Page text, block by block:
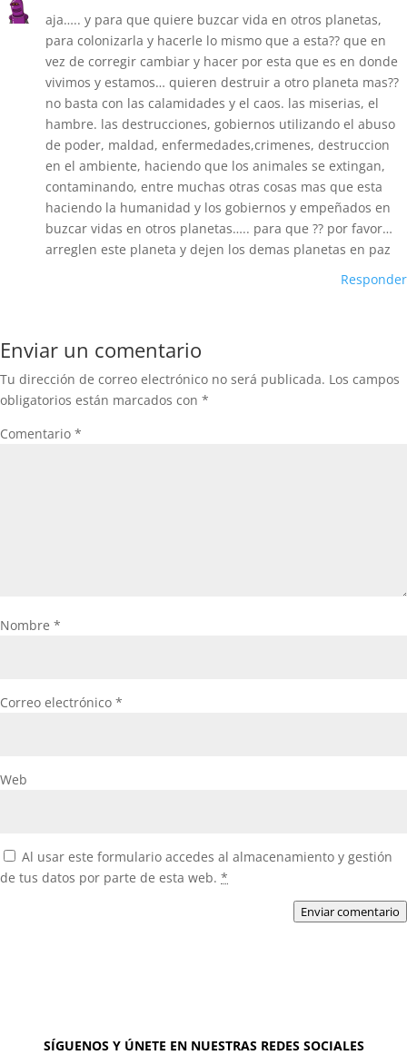
aja….. y para que quiere buzcar vida en otros planetas,
para colonizarla y hacerle lo mismo que a esta?? que en
vez de corregir cambiar y hacer por esta que es en donde
vivimos y estamos… quieren destruir a otro planeta mas??
no basta con las calamidades y el caos. las miserias, el
hambre. las destrucciones, gobiernos utilizando el abuso
de poder, maldad, enfermedades,crimenes, destruccion
en el ambiente, haciendo que los animales se extingan,
contaminando, entre muchas otras cosas mas que esta
haciendo la humanidad y los gobiernos y empeñados en
buzcar vidas en otros planetas….. para que ?? por favor…
arreglen este planeta y dejen los demas planetas en paz
Responder
Enviar un comentario
Tu dirección de correo electrónico no será publicada. Los campos
obligatorios están marcados con *
Comentario *
Nombre *
Correo electrónico *
Web
Al usar este formulario accedes al almacenamiento y gestión
de tus datos por parte de esta web. *
Enviar comentario
SÍGUENOS Y ÚNETE EN NUESTRAS REDES SOCIALES